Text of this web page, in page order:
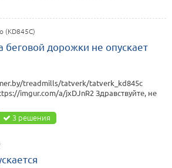
(KD845C)
беговой дорожки не опускает
treadmills/tatverk/tatverk_kd845c
imgur.com/a/jxDJnR2 Здравствуйте, не
3 решения